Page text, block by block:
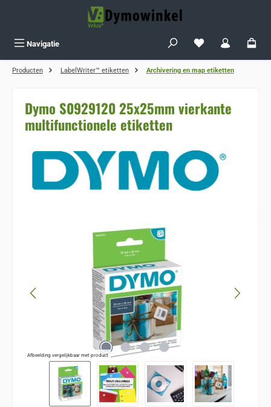
Navigatie Je hebt 0 items op
Producten LabelWriter™ etiketten Archivering en map etiketten
Dymo S0929120 25x25mm vierkante
multifunctionele etiketten
Sla de afbeeldingengalerij over
Afbeelding vergelijkbaar met product